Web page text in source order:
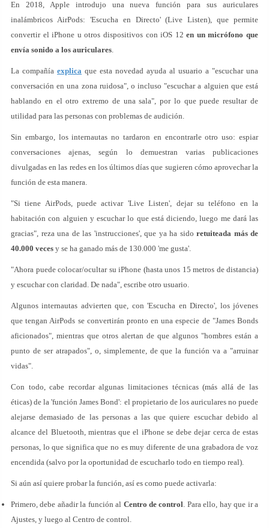
En 2018, Apple introdujo una nueva función para sus auriculares
inalámbricos AirPods: 'Escucha en Directo' (Live Listen), que permite
convertir el iPhone u otros dispositivos con iOS 12en un micrófono que
envía sonido a los auriculares.
La compañía explica que esta novedad ayuda al usuario a "escuchar una
conversación en una zona ruidosa", o incluso "escuchar a alguien que está
hablando en el otro extremo de una sala", por lo que puede resultar de
utilidad para las personas con problemas de audición.
Sin embargo, los internautas no tardaron en encontrarle otro uso: espiar
conversaciones ajenas, según lo demuestran varias publicaciones
divulgadas en las redes en los últimos días que sugieren cómo aprovechar la
función de esta manera.
"Si tiene AirPods, puede activar 'Live Listen', dejar su teléfono en la
habitación con alguien y escuchar lo que está diciendo, luego me dará las
gracias", reza una de las 'instrucciones', que ya ha sido retuiteada más de
40.000 veces y se ha ganado más de 130.000 'me gusta'.
"Ahora puede colocar/ocultar su iPhone (hasta unos 15 metros de distancia)
y escuchar con claridad. De nada", escribe otro usuario.
Algunos internautas advierten que, con 'Escucha en Directo', los jóvenes
que tengan AirPods se convertirán pronto en una especie de "James Bonds
aficionados", mientras que otros alertan de que algunos "hombres están a
punto de ser atrapados", o, simplemente, de que la función va a "arruinar
vidas".
Con todo, cabe recordar algunas limitaciones técnicas (más allá de las
éticas) de la 'función James Bond': el propietario de los auriculares no puede
alejarse demasiado de las personas a las que quiere escuchar debido al
alcance del Bluetooth, mientras que el iPhone se debe dejar cerca de estas
personas, lo que significa que no es muy diferente de una grabadora de voz
encendida (salvo por la oportunidad de escucharlo todo en tiempo real).
Si aún así quiere probar la función, así es como puede activarla:
Primero, debe añadir la función al Centro de control. Para ello, hay que ir a
Ajustes, y luego al Centro de control.